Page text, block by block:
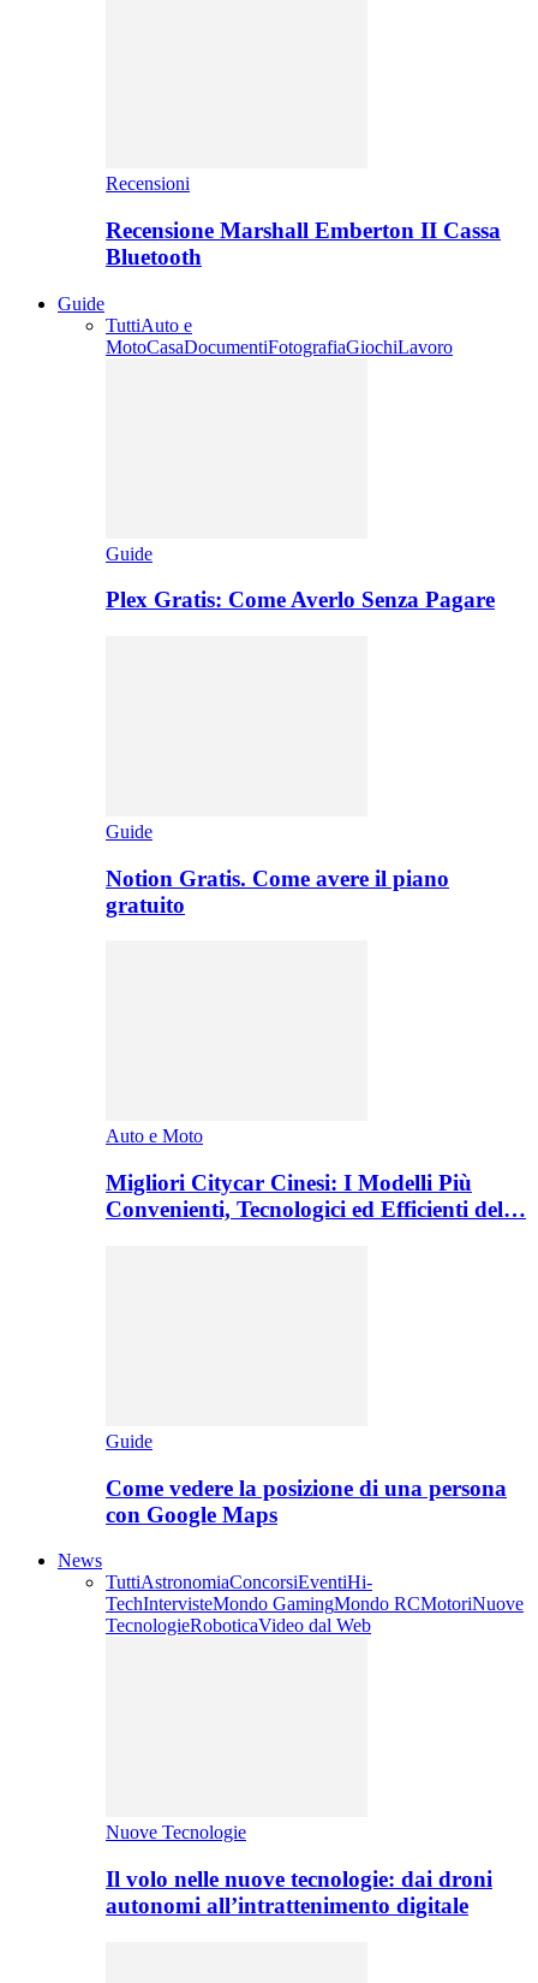
Recensioni
Recensione Marshall Emberton II Cassa
Bluetooth
Guide
TuttiAuto e
MotoCasaDocumentiFotografiaGiochiLavoro
Guide
Plex Gratis: Come Averlo Senza Pagare
Guide
Notion Gratis. Come avere il piano
gratuito
Auto e Moto
Migliori Citycar Cinesi: I Modelli Più
Convenienti, Tecnologici ed Efficienti del…
Guide
Come vedere la posizione di una persona
con Google Maps
News
TuttiAstronomiaConcorsiEventiHi-
TechIntervisteMondo GamingMondo RCMotoriNuove
TecnologieRoboticaVideo dal Web
Nuove Tecnologie
Il volo nelle nuove tecnologie: dai droni
autonomi all’intrattenimento digitale